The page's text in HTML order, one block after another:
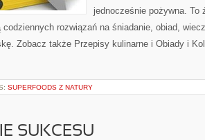
jednocześnie pożywna. To
codziennych rozwiązań na śniadanie, obiad,
Zobacz także Przepisy kulinarne i Obiady i
SUPERFOODS Z NATURY
SUKCESU